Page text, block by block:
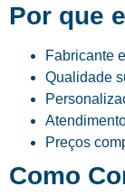
Por que
Fabricante
Qualidade
Preços
Como